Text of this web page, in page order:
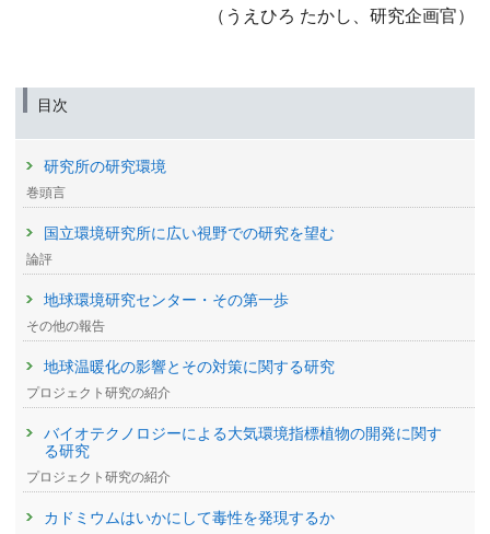
（うえひろ たかし、研究企画官）
目次
研究所の研究環境
巻頭言
国立環境研究所に広い視野での研究を望む
論評
地球環境研究センター・その第一歩
その他の報告
地球温暖化の影響とその対策に関する研究
プロジェクト研究の紹介
バイオテクノロジーによる大気環境指標植物の開発に関す
る研究
プロジェクト研究の紹介
カドミウムはいかにして毒性を発現するか